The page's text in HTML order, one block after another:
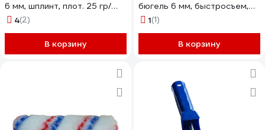
6 мм, шплинт, плот. 25 гр/
дм3 37870
4(2)
В корзину
бюгель 6 мм, быстросъем,
плотность 700 гр/м2, ворс
1(1)
В корзину